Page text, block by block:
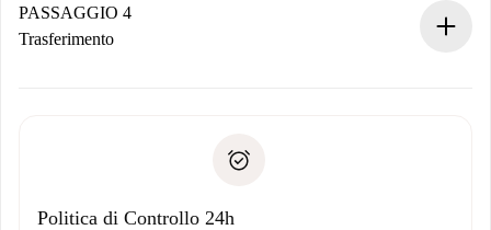
contatto con il proprietario.
Se rifiutata: non ti addebiteremo nulla e ti proporremo
Domiciliazione del pagamento
PASSAGGIO 4
Trasferimento
solo se non segnali problemi.
Politica di Controllo 24h